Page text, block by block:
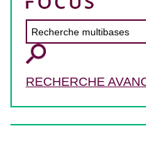
RECHERCHE